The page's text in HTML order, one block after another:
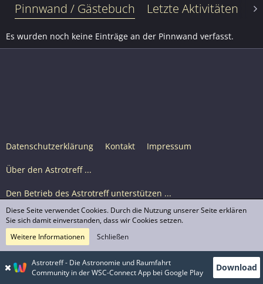
Pinnwand / Gästebuch Letzte Aktivitäten
Es wurden noch keine Einträge an der Pinnwand verfasst.
Datenschutzerklärung Kontakt Impressum
Über den Astrotreff ...
Den Betrieb des Astrotreff unterstützen ...
Nutzungsbedingungen
© Astrotreff 2001-2026, lizenziert unter CC BY-SA,
sofern für einzelne Inhalte nicht anders angegeben
Astrotreff - Die Astronomie und Raumfahrt
Community in der WSC-Connect App bei Google Play
Download
Diese Seite verwendet Cookies. Durch die Nutzung unserer Seite erklären
Sie sich damit einverstanden, dass wir Cookies setzen.
Weitere Informationen
Schließen